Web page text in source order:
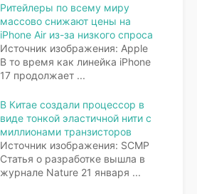
Ритейлеры по всему миру
массово снижают цены на
iPhone Air из-за низкого спроса
Источник изображения: Apple
В то время как линейка iPhone
17 продолжает ...
В Китае создали процессор в
виде тонкой эластичной нити с
миллионами транзисторов
Источник изображения: SCMP
Статья о разработке вышла в
журнале Nature 21 января ...